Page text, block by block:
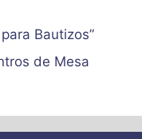
Bautizos”
de Mesa